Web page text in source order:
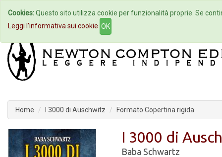
Home Autori Eventi
Home I 3000 di Auschwitz Formato Copertina rigida
I 3000 di
Baba Schwartz
Cookies:Questo sito utilizza cookie per funzionalità proprie. Se
Leggi l'informativa sui cookie OK